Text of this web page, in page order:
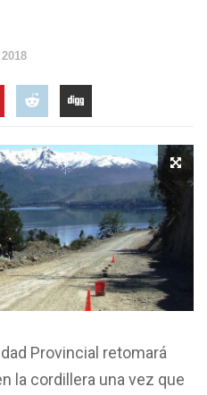
Provincial retomará
la cordillera una vez que